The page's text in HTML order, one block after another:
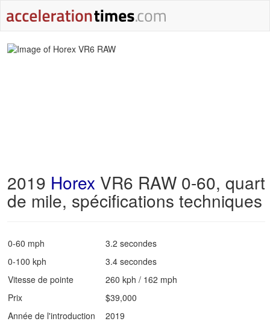
2019 Horex VR6 RAW 0-60, quart
de mile, spécifications techniques
0-60 mph
3.2 secondes
0-100 kph
3.4 secondes
Vitesse de pointe
260 kph / 162 mph
Prix
$39,000
Année de l'introduction
2019